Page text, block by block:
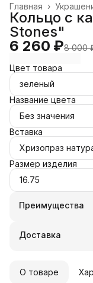
Главная ›
Кольцо с
Stones"
6 260 ₽8 000
Цвет товара
зеленый
Название цвета
Без значения
Вставка
Хризопраз
Размер изделия
16.75
Преимущества
Оплата
Удобный
Доставка
О товаре